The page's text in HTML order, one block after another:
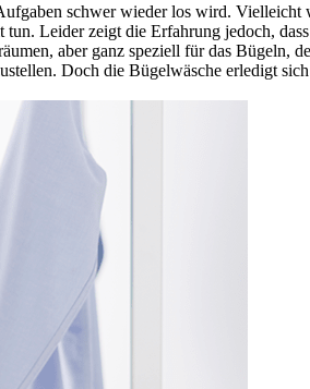
schwer wieder los wird.
tun. Leider zeigt die Erfahrung jedoch,
aber ganz speziell für das
Doch die Bügelwäsche erledigt